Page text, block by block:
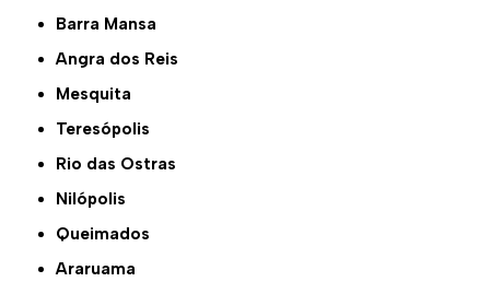
Barra Mansa
Angra dos Reis
Mesquita
Teresópolis
Rio das Ostras
Nilópolis
Queimados
Araruama